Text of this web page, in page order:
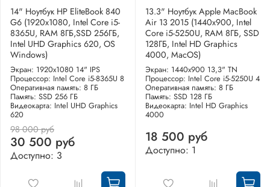
14" Ноутбук HP EliteBook 840
G6 (1920x1080, Intel Core i5-
8365U, RAM 8ГБ,SSD 256ГБ,
Intel UHD Graphics 620, OS
Windows)
Экран: 1920x1080 14" IPS
Процессор: Intel Core i5-8365U 8
Оперативная память: 8 ГБ
Память: SSD 256 ГБ
Видеокарта: Intel UHD Graphics
620
98 000 руб
30 500 руб
Доступно: 3
13.3" Ноутбук Apple MacBook
Air 13 2015 (1440x900, Intel
Core i5-5250U, RAM 8ГБ, SSD
128ГБ, Intel HD Graphics
4000, MacOS)
Экран: 1440x900 13,3" TN
Процессор: Intel Core i5-5250U 4
Оперативная память: 8 ГБ
Память: SSD 128 ГБ
Видеокарта: Intel HD Graphics
4000
18 500 руб
Доступно: 1